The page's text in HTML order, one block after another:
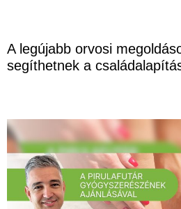
A legújabb orvosi
segíthetnek a